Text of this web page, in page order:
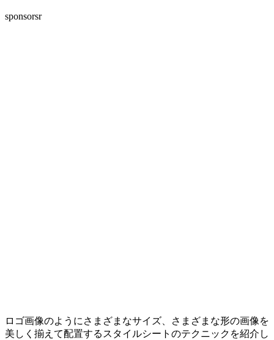
sponsorsr
ロゴ画像のようにさまざまなサイズ、さまざまな形の画像を
美しく揃えて配置するスタイルシートのテクニックを紹介し